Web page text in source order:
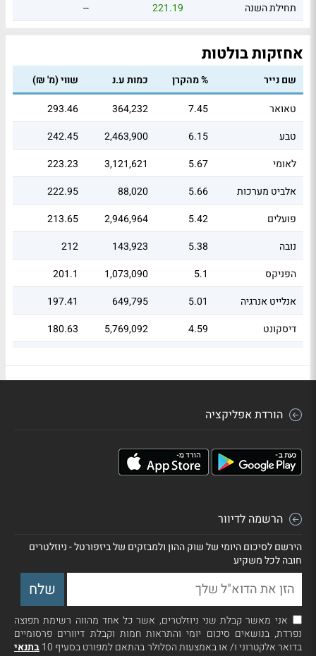
תחילת השנה
221.19
--
אחזקות בולטות
שם נייר % מהקרן כמות ע.נ
שווי (מ' ₪)
טאואר
7.45
364,232
293.46
טבע
6.15
2,463,900
242.45
לאומי
5.67
3,121,621
223.23
אלביט מערכות
5.66
88,020
222.95
פועלים
5.42
2,946,964
213.65
נובה
5.38
143,923
212
הפניקס
5.1
1,073,090
201.1
אנלייט אנרגיה
5.01
649,795
197.41
דיסקונט
4.59
5,769,092
180.63
הורדת אפליקציה
הרשמה לדיוור
הירשם לסיכום היומי של שוק ההון ולמבזקים של ביזפורטל - ניוזלטרים
חובה לכל משקיע
אני מאשר קבלת שני ניוזלטרים, אשר כל אחד מהווה רשימת תפוצה
נפרדת, בנושאים סיכום יומי והתראות חמות וקבלת דיוורים פרסומיים
בדואר אלקטרוני ו/ או באמצעות הסלולר בהתאם למפורט בסעיף 10
בתנאי